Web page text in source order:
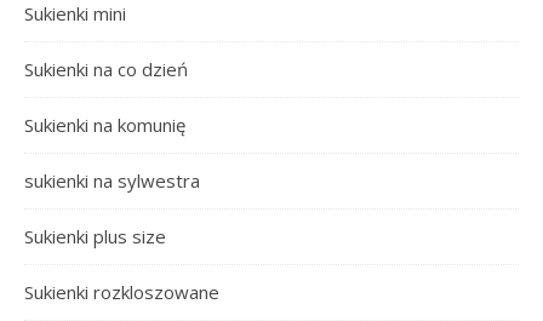
Sukienki mini
Sukienki na co dzień
Sukienki na komunię
sukienki na sylwestra
Sukienki plus size
Sukienki rozkloszowane